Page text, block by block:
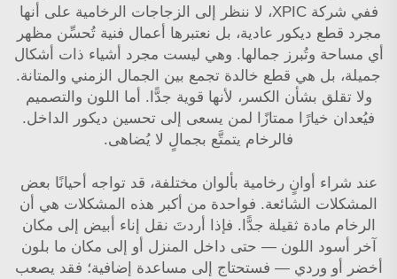
ففي شركة XPIC، لا ننظر إلى الزجاجات الرخامية على أنها
مجرد قطع ديكور عادية، بل نعتبرها أعمال فنية تُحسِّن مظهر
أي مساحة وتُبرز جمالها. وهي ليست مجرد أشياء ذات أشكال
جميلة، بل هي قطع خالدة تجمع بين الجمال الزمني والمتانة.
ولا تقلق بشأن الكسر، لأنها قوية جدًّا. أما اللون والتصميم
فيُعدان خيارًا ممتازًا لمن يسعى إلى تحسين ديكور الداخل.
فالرخام يتمتَّع بجمالٍ لا يُضاهى.
عند شراء أوانٍ رخامية بألوان مختلفة، قد تواجه أحيانًا بعض
المشكلات الشائعة. فواحدة من أكبر هذه المشكلات هي أن
الرخام مادة ثقيلة جدًّا. فإذا أردتَ نقل إناء أبيض إلى مكان
آخر أسود اللون — حتى داخل المنزل أو إلى مكان ما بلون
أخضر أو وردي — فستحتاج إلى مساعدة إضافية؛ فقد يصعب